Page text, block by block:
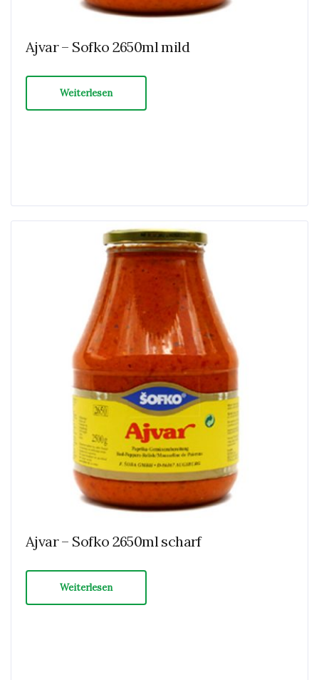
Ajvar – Sofko 2650ml mild
Weiterlesen
Ajvar – Sofko 2650ml scharf
Weiterlesen